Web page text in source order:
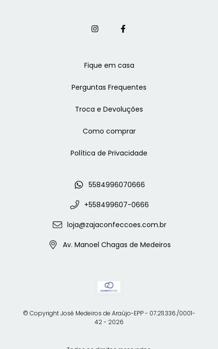
Fique em casa
Perguntas Frequentes
Troca e Devoluções
Como comprar
Política de Privacidade
5584996070666
+558499607-0666
loja@zajaconfeccoes.com.br
Av. Manoel Chagas de Medeiros
© Copyright José Medeiros de Araújo-EPP - 07.211.336./0001-
42 - 2026